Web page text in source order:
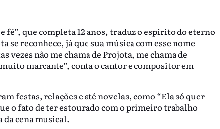
que completa 12 anos, traduz o espírito do eterno
reconhece, já que sua música com esse nome
não me chama de Projota, me chama de
marcante”, conta o cantor e compositor em
festas, relações e até novelas, como “Ela só quer
o fato de ter estourado com o primeiro trabalho
cena musical.